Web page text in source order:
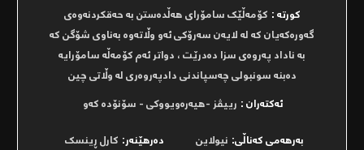
کورتە : کۆمەڵێک سامۆراى هەڵدەستن بە حەقکردنەوەى
گەورەکەیان کە لە لایەن سەرۆکى ئەو وڵاتەوە بەناوى شۆگن کە
بە ناداد پەروەى سزا دەدرێت ، دواتر ئەم کۆمەڵە سامۆرایە
دەبنە سونبولى چەسپاندنى دادپەروەرى لە وڵاتى چین
ئەکتەران : رييڤز -هيەرەويووكى - سۆنۆدە كەو
بەرھەمی کەناڵی: نیولاین دەرھێنەر: كارل ڕینسک